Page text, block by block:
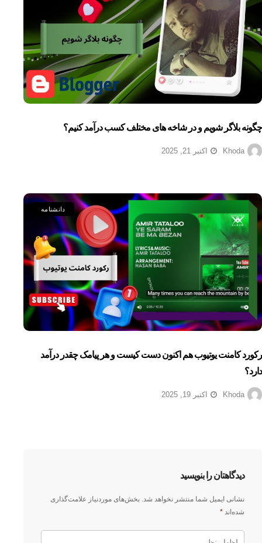
چگونه بلاگر شویم و در شاخه های مختلف کسب درآمد کنیم؟
Khoda اکتبر 21, 2025
دانشنامه
رکورد کامنت یوتیوب هم اکنون دست کیست و هر پیامک چقدر درآمد
دارد؟
Khoda اکتبر 19, 2025
دیدگاهتان را بنویسید
نشانی ایمیل شما منتشر نخواهد شد. بخش‌های موردنیاز علامت‌گذاری
شده‌اند *